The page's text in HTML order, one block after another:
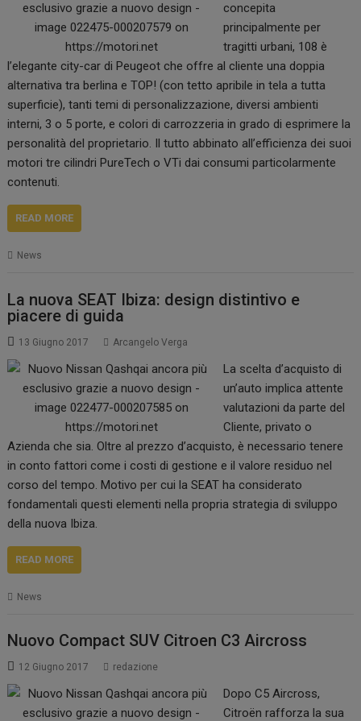
concepita
principalmente per
tragitti urbani, 108 è
l’elegante city-car di Peugeot che offre al cliente una doppia
alternativa tra berlina e TOP! (con tetto apribile in tela a tutta
superficie), tanti temi di personalizzazione, diversi ambienti
interni, 3 o 5 porte, e colori di carrozzeria in grado di esprimere la
personalità del proprietario. Il tutto abbinato all’efficienza dei suoi
motori tre cilindri PureTech o VTi dai consumi particolarmente
contenuti.
READ MORE
News
La nuova SEAT Ibiza: design distintivo e
piacere di guida
13 Giugno 2017 Arcangelo Verga
La scelta d’acquisto di
un’auto implica attente
valutazioni da parte del
Cliente, privato o
Azienda che sia. Oltre al prezzo d’acquisto, è necessario tenere
in conto fattori come i costi di gestione e il valore residuo nel
corso del tempo. Motivo per cui la SEAT ha considerato
fondamentali questi elementi nella propria strategia di sviluppo
della nuova Ibiza.
READ MORE
News
Nuovo Compact SUV Citroen C3 Aircross
12 Giugno 2017 redazione
Dopo C5 Aircross,
Citroën rafforza la sua